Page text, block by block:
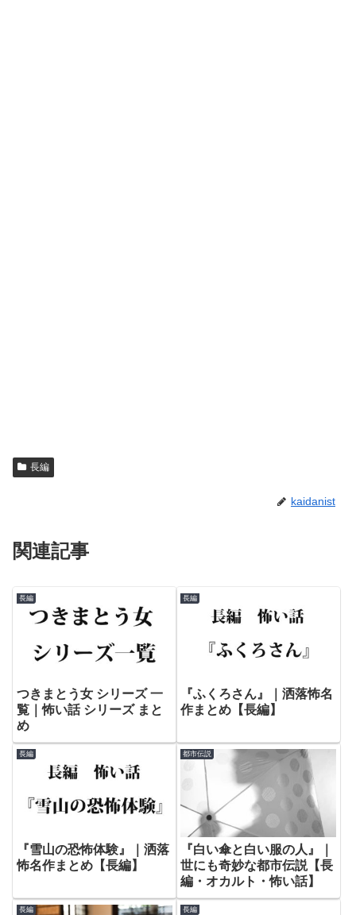
長編
kaidanist
関連記事
長編
つきまとう女 シリーズ 一
覧｜怖い話 シリーズ まと
め
長編
『ふくろさん』｜洒落怖名
作まとめ【長編】
長編
『雪山の恐怖体験』｜洒落
怖名作まとめ【長編】
都市伝説
『白い傘と白い服の人』｜
世にも奇妙な都市伝説【長
編・オカルト・怖い話】
長編 長編